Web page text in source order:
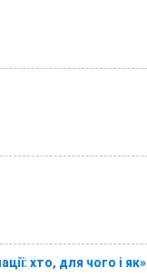
хто, для чого і як»